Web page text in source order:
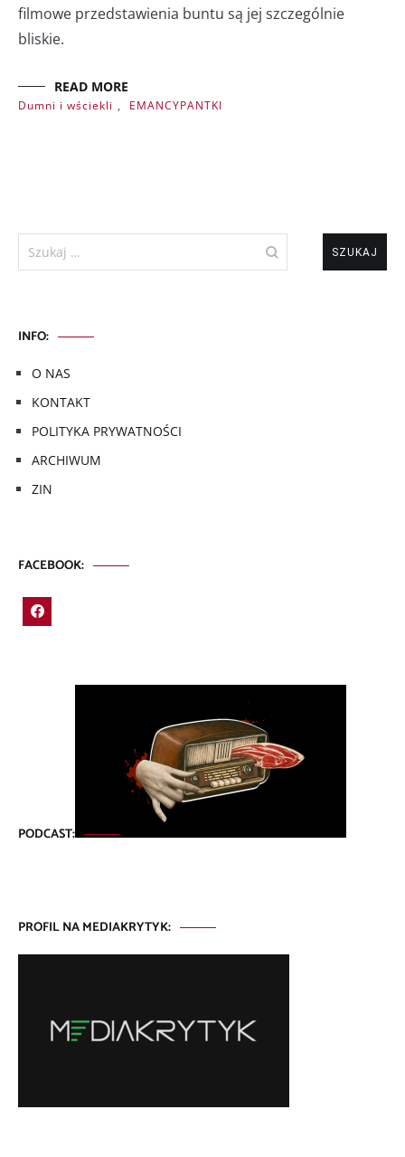
filmowe przedstawienia buntu są jej szczególnie
bliskie.
READ MORE
Dumni i wściekli , EMANCYPANTKI
Szukaj:
INFO:
O NAS
KONTAKT
POLITYKA PRYWATNOŚCI
ARCHIWUM
ZIN
FACEBOOK:
PODCAST:
PROFIL NA MEDIAKRYTYK: